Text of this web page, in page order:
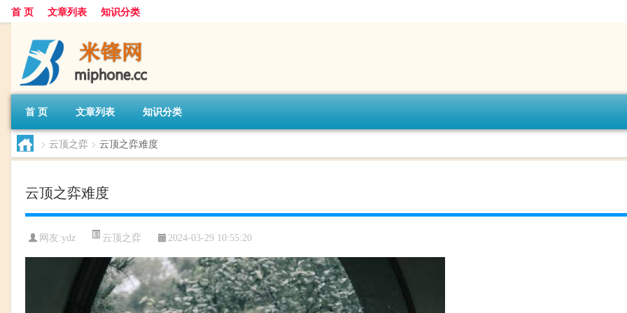
首 页 文章列表 知识分类
首 页 文章列表 知识分类
> 云顶之弈 > 云顶之弈难度
云顶之弈难度
网友:ydz 云顶之弈 2024-03-29 10:55:20